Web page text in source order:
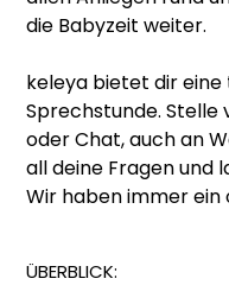
die Babyzeit weiter.
keleya bietet dir
Sprechstunde. Stelle
oder Chat, auch an
all deine Fragen und
Wir haben immer ein
ÜBERBLICK: